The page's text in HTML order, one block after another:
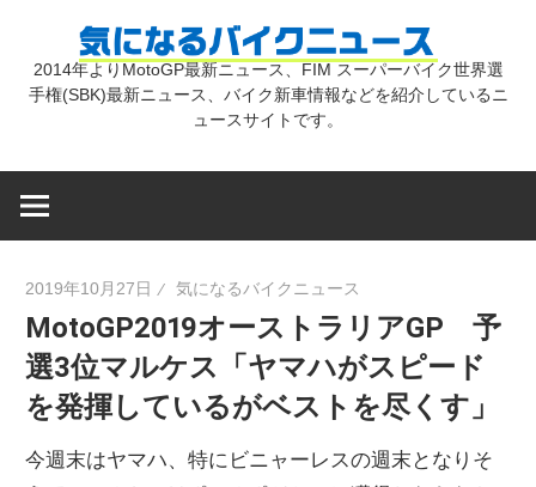
気
バ
イ
2014年よりMotoGP最新ニュース、FIM スーパーバイク世界選
手権(SBK)最新ニュース、バイク新車情報などを紹介しているニ
ュースサイトです。
2019年10月27日 気になるバイクニュース
MotoGP2019オーストラリアGP 予
選3位マルケス「ヤマハがスピード
を発揮しているがベストを尽くす」
今週末はヤマハ、特にビニャーレスの週末となりそ